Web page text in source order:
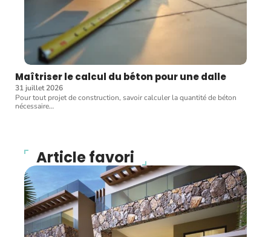
Maîtriser le calcul du béton pour une dalle
31 juillet 2026
Pour tout projet de construction, savoir calculer la quantité de béton
nécessaire…
Article favori